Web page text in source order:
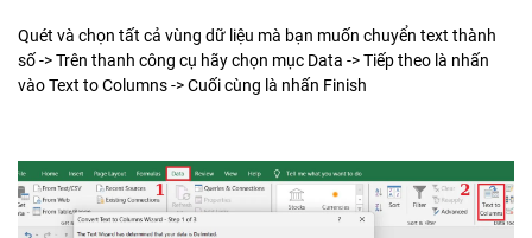
Quét và chọn tất cả vùng dữ liệu mà bạn muốn chuyển text thành
số -> Trên thanh công cụ hãy chọn mục Data -> Tiếp theo là nhấn
vào Text to Columns -> Cuối cùng là nhấn Finish